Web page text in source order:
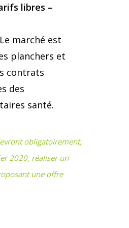
libres –
marché est
planchers et
contrats
des
santé.
obligatoirement,
2020, réaliser un
une offre
Mutuelle Santé
habitation
Choisir votre
retraite
obsèques